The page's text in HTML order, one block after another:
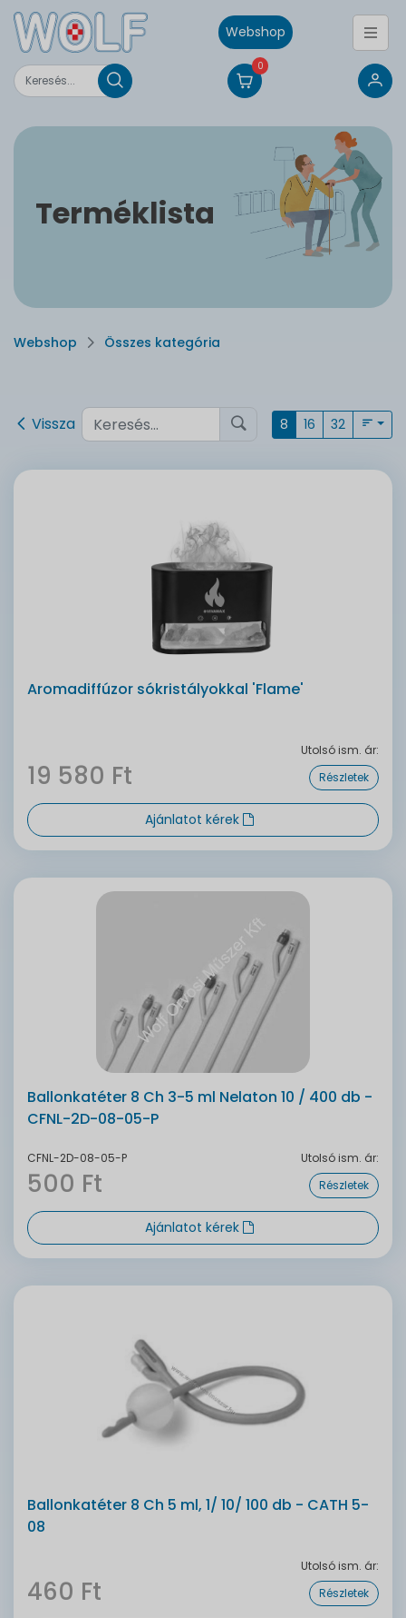
Webshop
0
Terméklista
Webshop Összes kategória
Vissza 8 16 32
Aromadiffúzor sókristályokkal 'Flame'
Utolsó ism. ár:
19 580 Ft Részletek
Ajánlatot kérek
Ballonkatéter 8 Ch 3-5 ml Nelaton 10 / 400 db -
CFNL-2D-08-05-P
CFNL-2D-08-05-P Utolsó ism. ár:
500 Ft Részletek
Ajánlatot kérek
Ballonkatéter 8 Ch 5 ml, 1/ 10/ 100 db - CATH 5-
08
Utolsó ism. ár:
460 Ft Részletek